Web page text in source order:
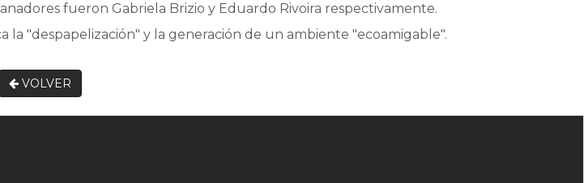
fueron Gabriela Brizio y Eduardo Rivoira respectivamente.
"despapelización" y la generación de un ambiente "ecoamigable".
VOLVER